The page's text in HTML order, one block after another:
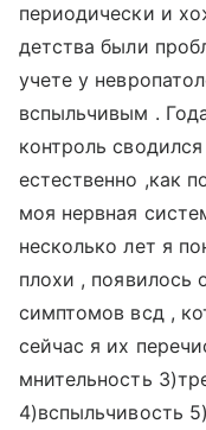
периодически и
детства были
учете у
вспыльчивым .
контроль
естественно ,как
моя нервная
несколько лет я
плохи , появилось
симптомов всд ,
сейчас я их
мнительность
4)вспыльчивость